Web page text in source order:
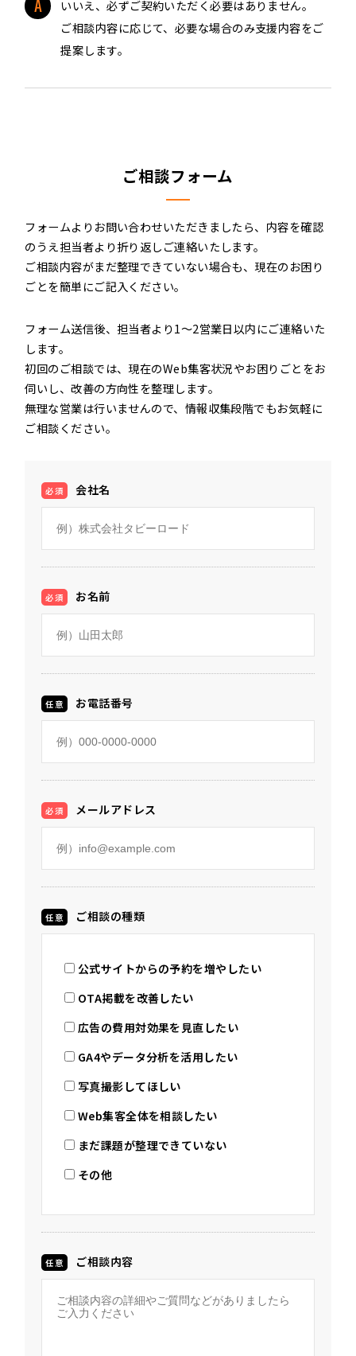
いいえ、必ずご契約いただく必要はありません。
ご相談内容に応じて、必要な場合のみ支援内容をご
提案します。
ご相談フォーム
フォームよりお問い合わせいただきましたら、内容を確認
のうえ担当者より折り返しご連絡いたします。
ご相談内容がまだ整理できていない場合も、現在のお困り
ごとを簡単にご記入ください。
フォーム送信後、担当者より1〜2営業日以内にご連絡いた
します。
初回のご相談では、現在のWeb集客状況やお困りごとをお
伺いし、改善の方向性を整理します。
無理な営業は行いませんので、情報収集段階でもお気軽に
ご相談ください。
必須 会社名
必須 お名前
任意 お電話番号
必須 メールアドレス
任意 ご相談の種類
公式サイトからの予約を増やしたい
OTA掲載を改善したい
広告の費用対効果を見直したい
GA4やデータ分析を活用したい
写真撮影してほしい
Web集客全体を相談したい
まだ課題が整理できていない
その他
任意 ご相談内容